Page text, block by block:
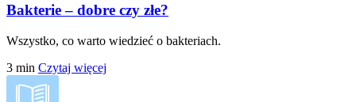
Bakterie – dobre czy złe?
Wszystko, co warto wiedzieć o bakteriach.
3 min Czytaj więcej